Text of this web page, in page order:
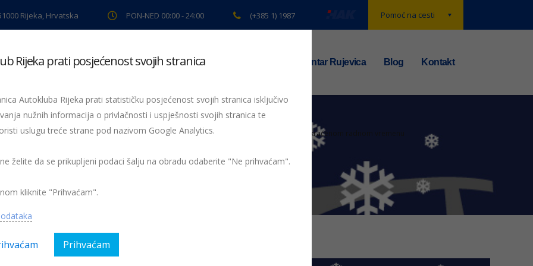
Pomoć na cesti
Rijeka, Hrvatska PON-NED 00:00 - 24:00 (+385 1) 1987
pregled Pomoć na cesti Servis Preventiva TS centar Rujevica Blog Kontakt
Obavijest o radnom vremenu tijekom božićnih i novogodišnjih praznika obavijest o skraćenom radnom vremenu
radnom vremenu
Rijeka prati posjećenost svojih stranica
Autokluba Rijeka prati statističku posjećenost svojih stranica isključivo
nužnih informacija o privlačnosti i uspješnosti svojih stranica te
uslugu treće strane pod nazivom Google Analytics.
želite da se prikupljeni podaci šalju na obradu odaberite "Ne prihvaćam".
kliknite "Prihvaćam".
Prihvaćam